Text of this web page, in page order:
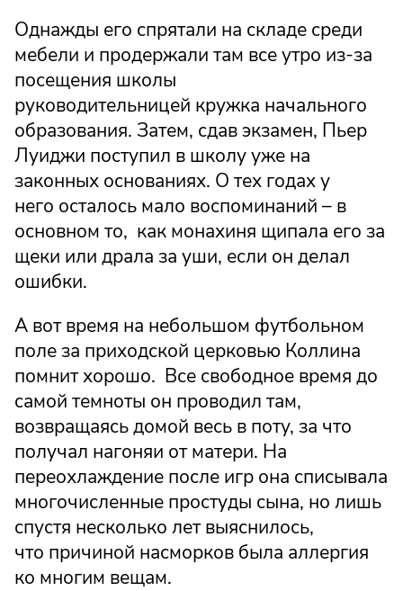
Однажды его спрятали на складе среди
мебели и продержали там все утро из-за
посещения школы
руководительницей кружка начального
образования. Затем, сдав экзамен, Пьер
Луиджи поступил в школу уже на
законных основаниях. О тех годах у
него осталось мало воспоминаний – в
основном то, как монахиня щипала его за
щеки или драла за уши, если он делал
ошибки.
А вот время на небольшом футбольном
поле за приходской церковью Коллина
помнит хорошо. Все свободное время до
самой темноты он проводил там,
возвращаясь домой весь в поту, за что
получал нагоняи от матери. На
переохлаждение после игр она списывала
многочисленные простуды сына, но лишь
спустя несколько лет выяснилось,
что причиной насморков была аллергия
ко многим вещам.